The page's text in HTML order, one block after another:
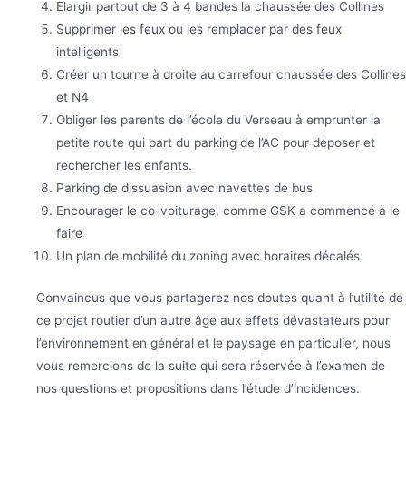
Elargir partout de 3 à 4 bandes la chaussée des Collines
Supprimer les feux ou les remplacer par des feux
intelligents
Créer un tourne à droite au carrefour chaussée des Collines
et N4
Obliger les parents de l’école du Verseau à emprunter la
petite route qui part du parking de l’AC pour déposer et
rechercher les enfants.
Parking de dissuasion avec navettes de bus
Encourager le co-voiturage, comme GSK a commencé à le
faire
Un plan de mobilité du zoning avec horaires décalés.
Convaincus que vous partagerez nos doutes quant à l’utilité de
ce projet routier d’un autre âge aux effets dévastateurs pour
l’environnement en général et le paysage en particulier, nous
vous remercions de la suite qui sera réservée à l’examen de
nos questions et propositions dans l’étude d’incidences.